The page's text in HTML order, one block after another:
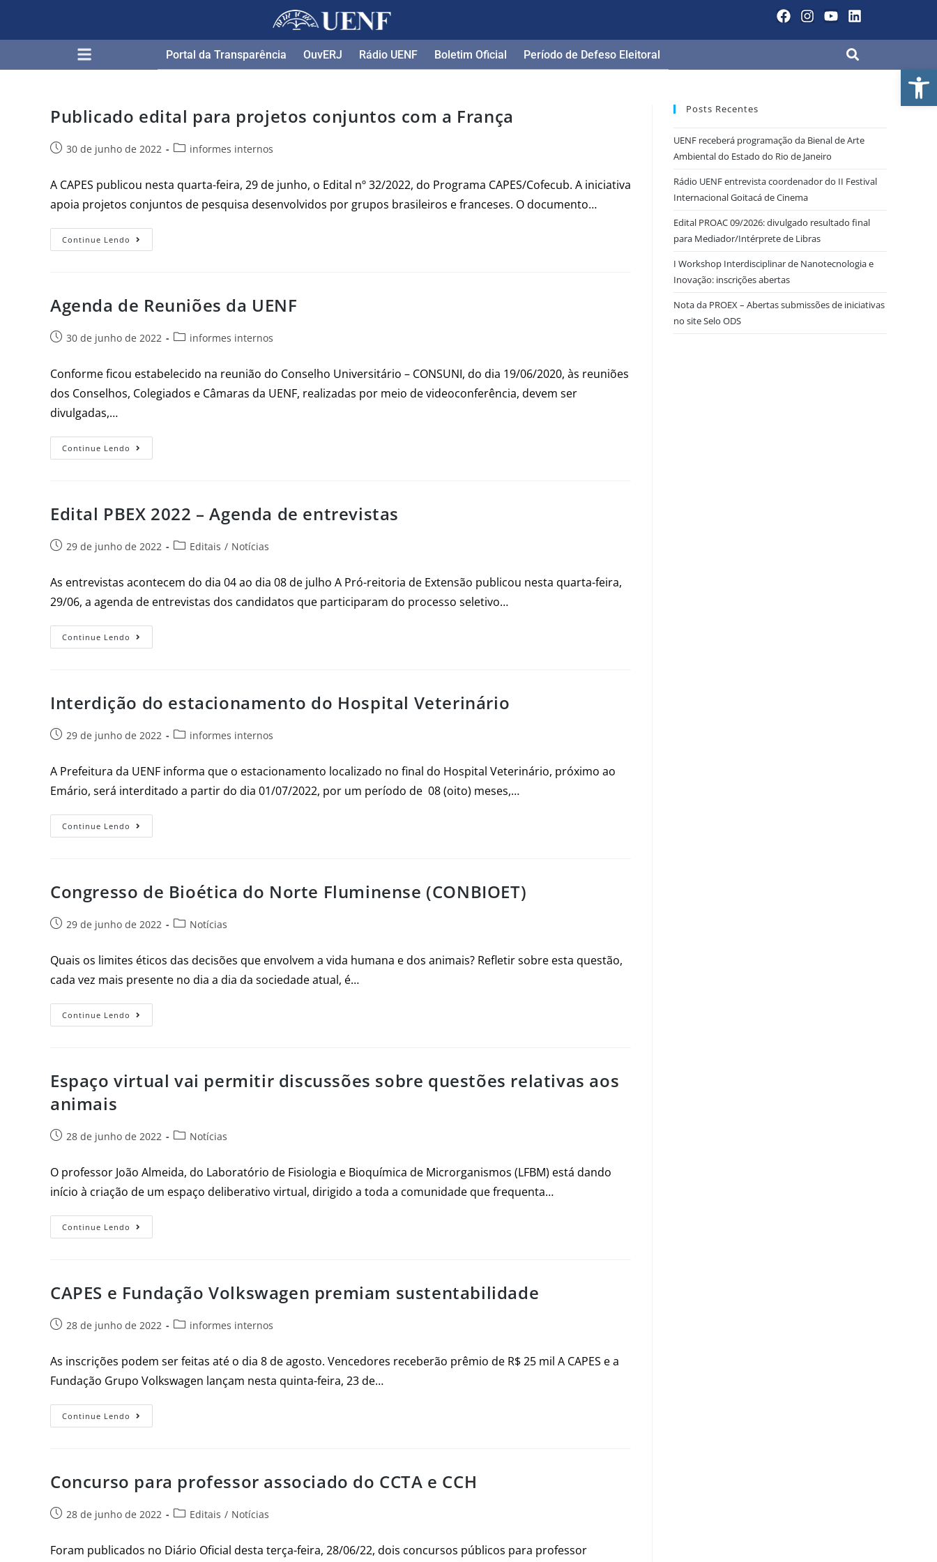
Portal da Transparência​ OuvERJ Rádio UENF Boletim Oficial Período de Defeso Eleitoral
Publicado edital para projetos conjuntos com a França
30 de junho de 2022 informes internos
A CAPES publicou nesta quarta-feira, 29 de junho, o Edital nº 32/2022, do Programa CAPES/Cofecub. A iniciativa
apoia projetos conjuntos de pesquisa desenvolvidos por grupos brasileiros e franceses. O documento…
Continue Lendo
Agenda de Reuniões da UENF
30 de junho de 2022 informes internos
Conforme ficou estabelecido na reunião do Conselho Universitário – CONSUNI, do dia 19/06/2020, às reuniões
dos Conselhos, Colegiados e Câmaras da UENF, realizadas por meio de videoconferência, devem ser
divulgadas,…
Continue Lendo
Edital PBEX 2022 – Agenda de entrevistas
29 de junho de 2022 Editais / Notícias
As entrevistas acontecem do dia 04 ao dia 08 de julho A Pró-reitoria de Extensão publicou nesta quarta-feira,
29/06, a agenda de entrevistas dos candidatos que participaram do processo seletivo…
Continue Lendo
Interdição do estacionamento do Hospital Veterinário
29 de junho de 2022 informes internos
A Prefeitura da UENF informa que o estacionamento localizado no final do Hospital Veterinário, próximo ao
Emário, será interditado a partir do dia 01/07/2022, por um período de 08 (oito) meses,…
Continue Lendo
Congresso de Bioética do Norte Fluminense (CONBIOET)
29 de junho de 2022 Notícias
Quais os limites éticos das decisões que envolvem a vida humana e dos animais? Refletir sobre esta questão,
cada vez mais presente no dia a dia da sociedade atual, é…
Continue Lendo
Espaço virtual vai permitir discussões sobre questões relativas aos
animais
28 de junho de 2022 Notícias
O professor João Almeida, do Laboratório de Fisiologia e Bioquímica de Microrganismos (LFBM) está dando
início à criação de um espaço deliberativo virtual, dirigido a toda a comunidade que frequenta…
Continue Lendo
CAPES e Fundação Volkswagen premiam sustentabilidade
28 de junho de 2022 informes internos
As inscrições podem ser feitas até o dia 8 de agosto. Vencedores receberão prêmio de R$ 25 mil A CAPES e a
Fundação Grupo Volkswagen lançam nesta quinta-feira, 23 de…
Continue Lendo
Concurso para professor associado do CCTA e CCH
28 de junho de 2022 Editais / Notícias
Foram publicados no Diário Oficial desta terça-feira, 28/06/22, dois concursos públicos para professor
Posts Recentes
UENF receberá programação da Bienal de Arte
Ambiental do Estado do Rio de Janeiro
Rádio UENF entrevista coordenador do II Festival
Internacional Goitacá de Cinema
Edital PROAC 09/2026: divulgado resultado final
para Mediador/Intérprete de Libras
I Workshop Interdisciplinar de Nanotecnologia e
Inovação: inscrições abertas
Nota da PROEX – Abertas submissões de iniciativas
no site Selo ODS